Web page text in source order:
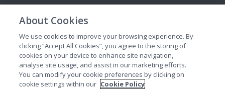
DatenschutzbestimmungenNutzungsbedingungenCookies
About Cookies
We use cookies to improve your browsing experience. By
clicking “Accept All Cookies”, you agree to the storing of
cookies on your device to enhance site navigation,
analyse site usage, and assist in our marketing efforts.
You can modify your cookie preferences by clicking on
cookie settings within our Cookie Policy